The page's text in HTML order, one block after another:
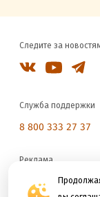
Следите за
Служба поддержки
8 800 333 27 37
Реклама
reklama@litres.ru